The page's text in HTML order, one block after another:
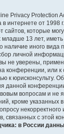
Privacy Protection
в интернете от
сайтов, которые
13 лет, иметь
наличие иного вида
личной
не уверены,
конференции, или
к юрисконсульту.
данной
вопросам и не
кроме указанных
связанных с этой
в России